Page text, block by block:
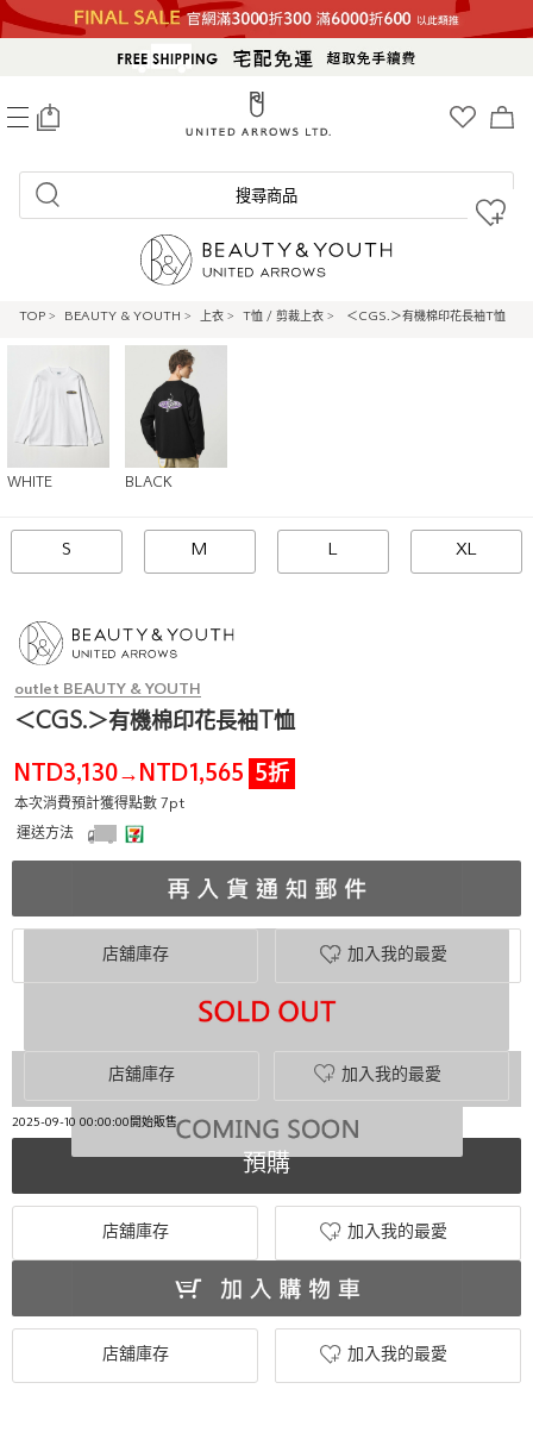
搜尋商品
TOP > BEAUTY & YOUTH > 上衣 > T恤 / 剪裁上衣 > ＜CGS.＞有機棉印花長袖T恤
WHITE BLACK
S M L XL
outlet BEAUTY & YOUTH
＜CGS.＞有機棉印花長袖T恤
NTD3,130→ NTD1,565 5折
本次消費預計獲得點數 7pt
運送方法
加入我的最愛
店舖庫存
店舖庫存 加入我的最愛
2025-09-10 00:00:00開始販售
預購
店舖庫存 加入我的最愛
店舖庫存 加入我的最愛